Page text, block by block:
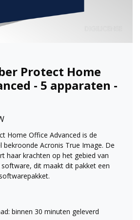
Protect Home
- 5 apparaten -
Home Office Advanced is de
bekroonde Acronis True Image. De
haar krachten op het gebied van
dit maakt dit pakket een
binnen 30 minuten geleverd